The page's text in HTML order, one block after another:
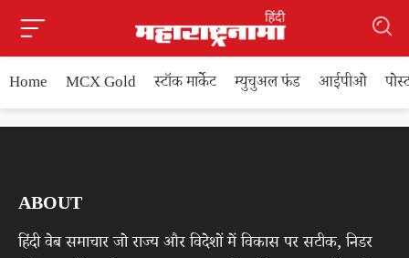
Home MCX Gold स्टॉक मार्केट म्युचुअल फंड आईपीओ
ABOUT
हिंदी वेब समाचार जो राज्य और विदेशों में विकास पर सटीक, निडर